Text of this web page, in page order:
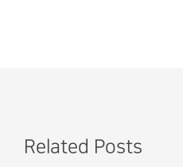
Related Posts